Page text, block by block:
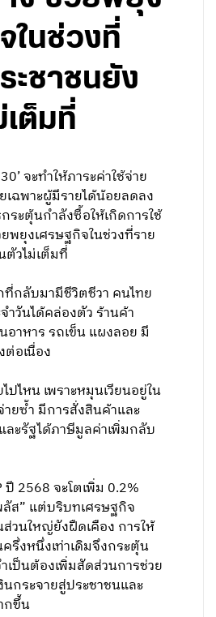
ในช่วงที่
ะชาชนยัง
ต็มที่
จะทำให้ภาระค่าใช้จ่าย
เฉพาะผู้มีรายได้น้อยลดลง
ระตุ้นกำลังซื้อให้เกิดการใช้
พยุงเศรษฐกิจในช่วงที่ราย
ตัวไม่เต็มที่
ที่กลับมามีชีวิตชีวา คนไทย
ำวันได้คล่องตัว ร้านค้า
อาหาร รถเข็น แผงลอย มี
อเนื่อง
ปไหน เพราะหมุนเวียนอยู่ใน
ายซ้ำ มีการสั่งสินค้าและ
ละรัฐได้ภาษีมูลค่าเพิ่มกลับ
2568 จะโตเพิ่ม 0.2%
ส” แต่บริบทเศรษฐกิจ
วนใหญ่ยังฝืดเคือง การให้
รึ่งหนึ่งเท่าเดิมจึงกระตุ้น
เป็นต้องเพิ่มสัดส่วนการช่วย
นกระจายสู่ประชาชนและ
กขึ้น